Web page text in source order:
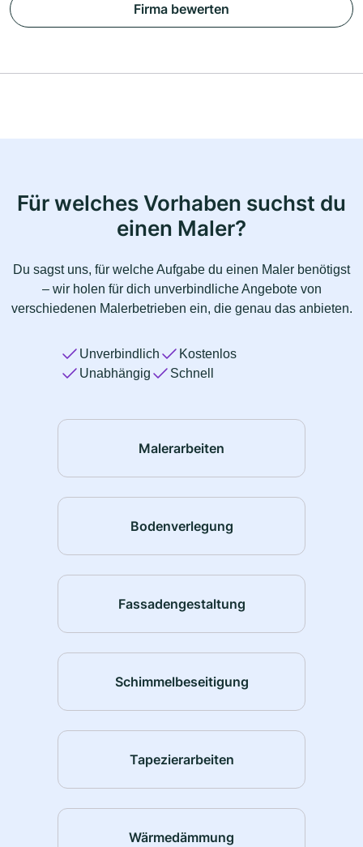
Firma bewerten
Für welches Vorhaben suchst du
einen Maler?
Du sagst uns, für welche Aufgabe du einen Maler benötigst
– wir holen für dich unverbindliche Angebote von
verschiedenen Malerbetrieben ein, die genau das anbieten.
Unverbindlich
Kostenlos
Unabhängig
Schnell
Malerarbeiten
Bodenverlegung
Fassadengestaltung
Schimmelbeseitigung
Tapezierarbeiten
Wärmedämmung